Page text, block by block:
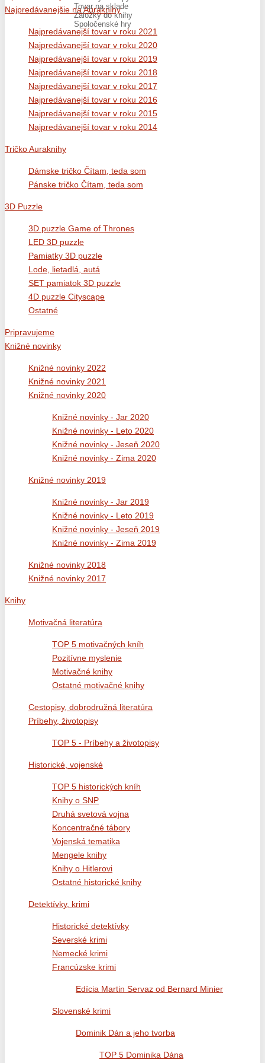
Tovar na sklade
Záložky do knihy
Spoločenské hry
Najpredávanejšie na Auraknihy
Najpredávanejší tovar v roku 2021
Najpredávanejší tovar v roku 2020
Najpredávanejší tovar v roku 2019
Najpredávanejší tovar v roku 2018
Najpredávanejší tovar v roku 2017
Najpredávanejší tovar v roku 2016
Najpredávanejší tovar v roku 2015
Najpredávanejší tovar v roku 2014
Tričko Auraknihy
Dámske tričko Čítam, teda som
Pánske tričko Čítam, teda som
3D Puzzle
3D puzzle Game of Thrones
LED 3D puzzle
Pamiatky 3D puzzle
Lode, lietadlá, autá
SET pamiatok 3D puzzle
4D puzzle Cityscape
Ostatné
Pripravujeme
Knižné novinky
Knižné novinky 2022
Knižné novinky 2021
Knižné novinky 2020
Knižné novinky - Jar 2020
Knižné novinky - Leto 2020
Knižné novinky - Jeseň 2020
Knižné novinky - Zima 2020
Knižné novinky 2019
Knižné novinky - Jar 2019
Knižné novinky - Leto 2019
Knižné novinky - Jeseň 2019
Knižné novinky - Zima 2019
Knižné novinky 2018
Knižné novinky 2017
Knihy
Motivačná literatúra
TOP 5 motivačných kníh
Pozitívne myslenie
Motivačné knihy
Ostatné motivačné knihy
Cestopisy, dobrodružná literatúra
Príbehy, životopisy
TOP 5 - Príbehy a životopisy
Historické, vojenské
TOP 5 historických kníh
Knihy o SNP
Druhá svetová vojna
Koncentračné tábory
Vojenská tematika
Mengele knihy
Knihy o Hitlerovi
Ostatné historické knihy
Detektívky, krimi
Historické detektívky
Severské krimi
Nemecké krimi
Francúzske krimi
Edícia Martin Servaz od Bernard Minier
Slovenské krimi
Dominik Dán a jeho tvorba
TOP 5 Dominika Dána